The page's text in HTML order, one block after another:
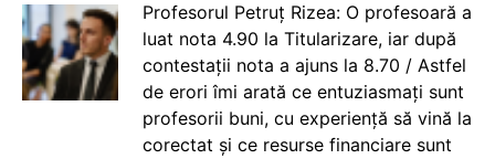
Profesorul Petruț Rizea: O profesoară a
luat nota 4.90 la Titularizare, iar după
contestații nota a ajuns la 8.70 / Astfel
de erori îmi arată ce entuziasmați sunt
profesorii buni, cu experiență să vină la
corectat și ce resurse financiare sunt